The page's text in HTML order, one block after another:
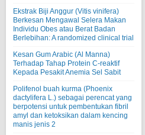
Ekstrak Biji Anggur (Vitis vinifera)
Berkesan Mengawal Selera Makan
Individu Obes atau Berat Badan
Berlebihan: A randomized clinical trial
Kesan Gum Arabic (Al Manna)
Terhadap Tahap Protein C-reaktif
Kepada Pesakit Anemia Sel Sabit
Polifenol buah kurma (Phoenix
dactylifera L.) sebagai perencat yang
berpotensi untuk pembentukan fibril
amyl dan ketoksikan dalam kencing
manis jenis 2